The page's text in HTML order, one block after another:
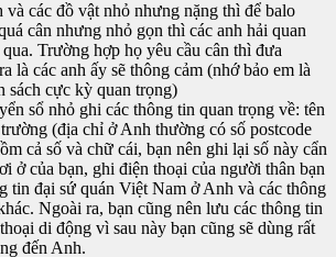
và các đồ vật nhỏ nhưng nặng thì để balo
cân nhưng nhỏ gọn thì các anh hải quan
Trường hợp họ yêu cầu cân thì đưa
là các anh ấy sẽ thông cảm (nhớ bảo em là
sách cực kỳ quan trọng)
sổ nhỏ ghi các thông tin quan trọng về: tên
(địa chỉ ở Anh thường có số postcode
cả số và chữ cái, bạn nên ghi lại số này cẩn
ở của bạn, ghi điện thoại của người thân bạn
tin đại sứ quán Việt Nam ở Anh và các thông
Ngoài ra, bạn cũng nên lưu các thông tin
di động vì sau này bạn cũng sẽ dùng rất
đến Anh.